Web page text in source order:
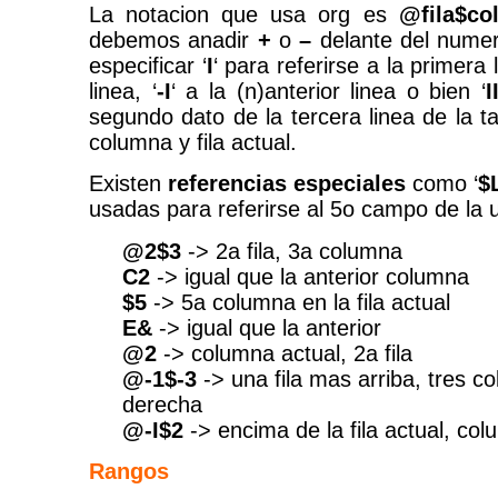
La notacion que usa org es
debemos anadir + o– delante del
especificar ‘I‘ para referirse a la primera
linea, ‘-I‘ a la (n)anterior linea o bien ‘
segundo dato de la tercera linea de la
columna y fila actual.
Existen referencias especiales como ‘
usadas para referirse al 5o campo de la
@2$3 -> 2a fila, 3a columna
C2 -> igual que la anterior columna
$5 -> 5a columna en la fila actual
E& -> igual que la anterior
@2 -> columna actual, 2a fila
@-1$-3 -> una fila mas arriba, tres
derecha
@-I$2 -> encima de la fila actual,
Rangos